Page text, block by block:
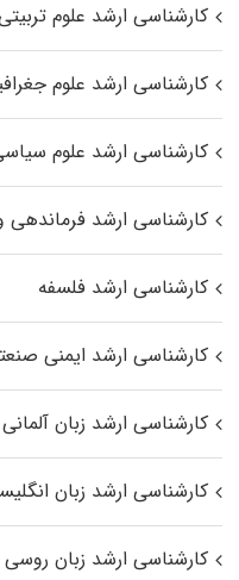
کارشناسی ارشد علوم تربیتی
کارشناسی ارشد علوم
کارشناسی ارشد علوم
کارشناسی ارشد
کارشناسی ارشد فلسفه
کارشناسی ارشد ایمنی
کارشناسی ارشد زبان آلمانی
کارشناسی ارشد زبان
کارشناسی ارشد زبان روسی